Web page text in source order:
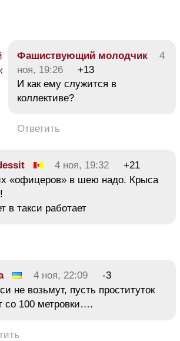
Фашиствующий молодчик
4
ноя, 19:26
+13
И как ему служится в
коллективе?
Ответить
4 ноя, 19:32
+21
«офицеров» в шею надо. Крыса
в такси работает
4 ноя, 22:09
-3
не возьмут, пусть проституток
со 100 метровки….